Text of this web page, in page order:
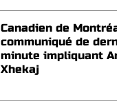
Canadien de
communiqué de
minute impliquant
Xhekaj